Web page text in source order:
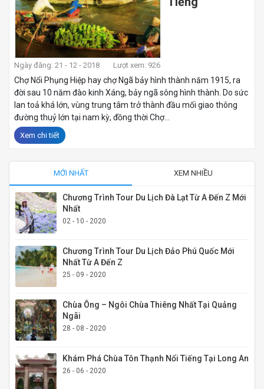
Ngày đăng: 21 - 12 - 2018 Lượt xem: 926
Chợ Nổi Phụng Hiệp hay chợ Ngã bảy hình thành năm 1915, ra
đời sau 10 năm đào kinh Xáng, bảy ngã sông hình thành. Do sức
lan toả khá lớn, vùng trung tâm trở thành đầu mối giao thông
đường thuỷ lớn tại nam kỳ, đồng thời Chợ...
Xem chi tiết
MỚI NHẤT XEM NHIỀU
Chương Trình Tour Du Lịch Đà Lạt Từ A Đến Z Mới
Nhất
02 - 10 - 2020
Chương Trình Tour Du Lịch Đảo Phú Quốc Mới
Nhất Từ A Đến Z
25 - 09 - 2020
Chùa Ông – Ngôi Chùa Thiêng Nhất Tại Quảng
Ngãi
28 - 08 - 2020
Khám Phá Chùa Tôn Thạnh Nổi Tiếng Tại Long An
26 - 06 - 2020